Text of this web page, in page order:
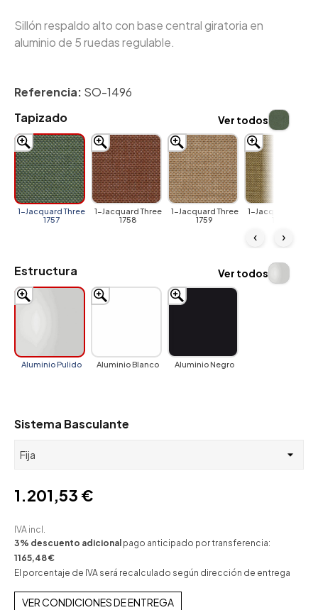
Sillón respaldo alto con base central giratoria en
aluminio de 5 ruedas regulable.
Referencia: SO-1496
Tapizado
1-Jacquard Three
1757
1-Jacquard Three
1758
1-Jacquard Three
1759
1-Jacquard Three
‹ ›
Ver todos
Estructura
Aluminio Pulido Aluminio Blanco Aluminio Negro
Ver todos
Sistema Basculante
1.201,53 €
IVA incl.
3% descuento adicional pago anticipado por transferencia:
1165,48 €
El porcentaje de IVA será recalculado según dirección de entrega
VER CONDICIONES DE ENTREGA